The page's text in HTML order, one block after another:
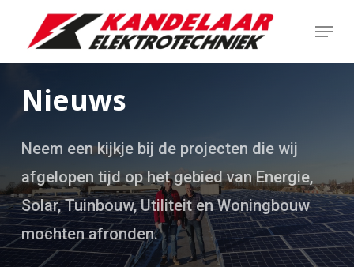
Menu
Nieuws
Neem een kijkje bij de projecten die wij
afgelopen tijd op het gebied van Energie,
Solar, Tuinbouw, Utiliteit en Woningbouw
mochten afronden.